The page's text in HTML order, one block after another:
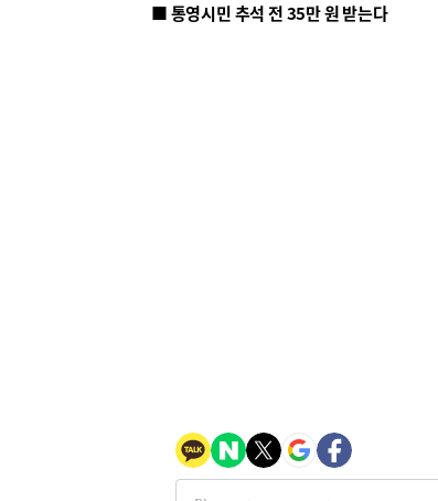
■ 통영시민 추석 전 35만 원 받는다